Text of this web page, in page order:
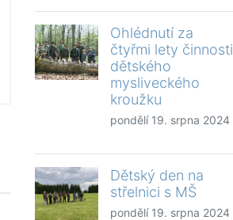
Ohlédnutí za
čtyřmi lety činnosti
dětského
mysliveckého
kroužku
pondělí 19. srpna 2024
Dětský den na
střelnici s MŠ
pondělí 19. srpna 2024